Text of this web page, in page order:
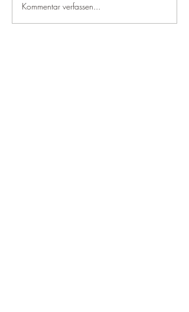
Ausflugsziel Eschbacher
Klippen
Kommentar verfassen...